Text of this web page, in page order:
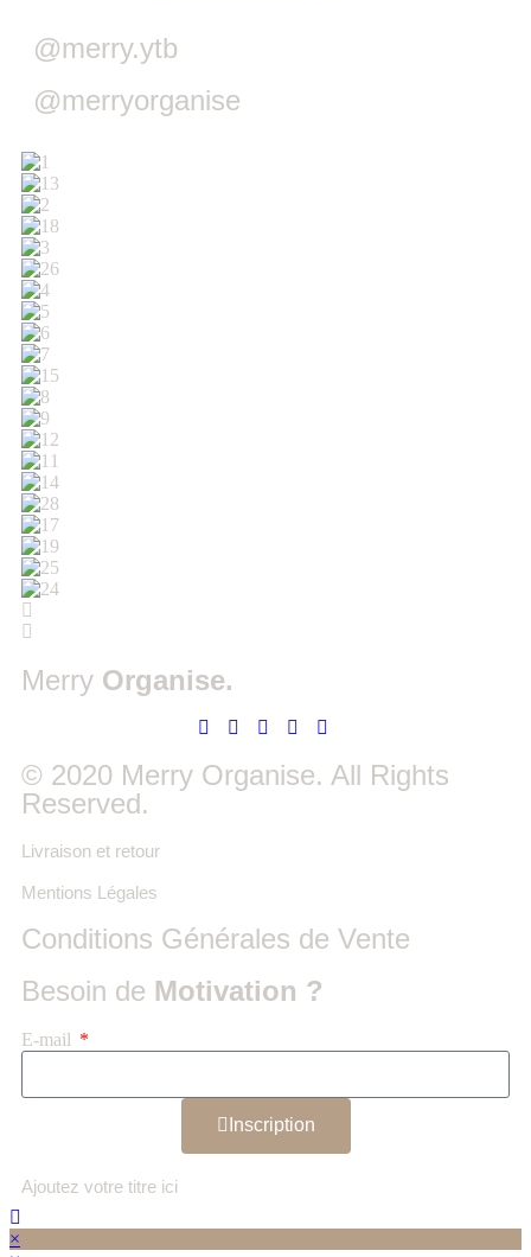
@merry.ytb
@merryorganise
Merry Organise.
© 2020 Merry Organise. All Rights
Reserved.
Livraison et retour
Mentions Légales
Conditions Générales de Vente
Besoin de Motivation ?
E-mail
Inscription
Ajoutez votre titre ici
×